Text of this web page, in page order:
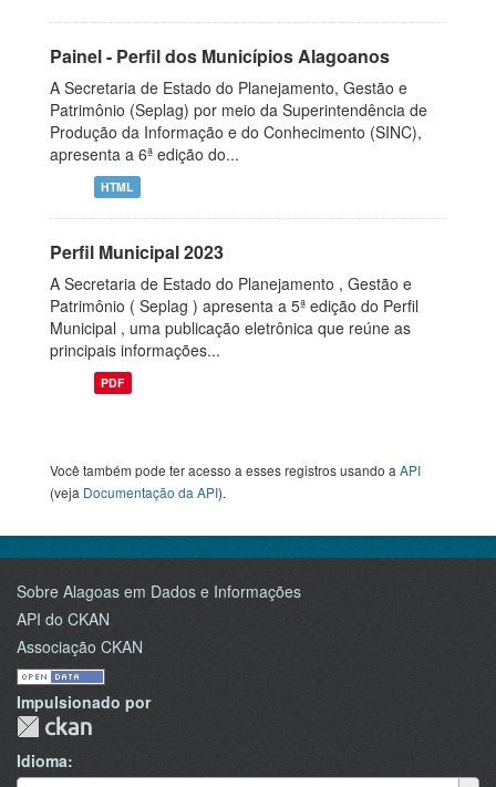
Painel - Perfil dos Municípios Alagoanos
A Secretaria de Estado do Planejamento, Gestão e
Patrimônio (Seplag) por meio da Superintendência de
Produção da Informação e do Conhecimento (SINC),
apresenta a 6ª edição do...
HTML
Perfil Municipal 2023
A Secretaria de Estado do Planejamento , Gestão e
Patrimônio ( Seplag ) apresenta a 5ª edição do Perfil
Municipal , uma publicação eletrônica que reúne as
principais informações...
PDF
Você também pode ter acesso a esses registros usando a API
(veja Documentação da API).
Sobre Alagoas em Dados e Informações
API do CKAN
Associação CKAN
Impulsionado por
Idioma